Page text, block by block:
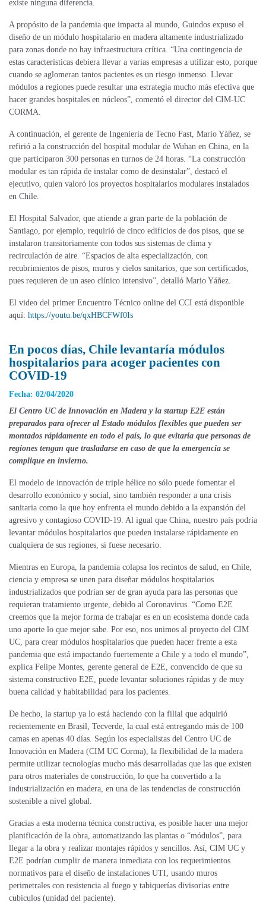
existe ninguna diferencia.
A propósito de la pandemia que impacta al mundo, Guindos expuso el
diseño de un módulo hospitalario en madera altamente industrializado
para zonas donde no hay infraestructura crítica. “Una contingencia de
estas características debiera llevar a varias empresas a utilizar esto, porque
cuando se aglomeran tantos pacientes es un riesgo inmenso. Llevar
módulos a regiones puede resultar una estrategia mucho más efectiva que
hacer grandes hospitales en núcleos”, comentó el director del CIM-UC
CORMA.
A continuación, el gerente de Ingeniería de Tecno Fast, Mario Yáñez, se
refirió a la construcción del hospital modular de Wuhan en China, en la
que participaron 300 personas en turnos de 24 horas. “La construcción
modular es tan rápida de instalar como de desinstalar”, destacó el
ejecutivo, quien valoró los proyectos hospitalarios modulares instalados
en Chile.
El Hospital Salvador, que atiende a gran parte de la población de
Santiago, por ejemplo, requirió de cinco edificios de dos pisos, que se
instalaron transitoriamente con todos sus sistemas de clima y
recirculación de aire. “Espacios de alta especialización, con
recubrimientos de pisos, muros y cielos sanitarios, que son certificados,
pues requieren de un aseo clínico intensivo”, detalló Mario Yáñez.
El video del primer Encuentro Técnico online del CCI está disponible
aquí: https://youtu.be/qxHBCFWf0Is
En pocos días, Chile levantaría módulos
hospitalarios para acoger pacientes con
COVID-19
Fecha: 02/04/2020
El Centro UC de Innovación en Madera y la startup E2E están
preparados para ofrecer al Estado módulos flexibles que pueden ser
montados rápidamente en todo el país, lo que evitaría que personas de
regiones tengan que trasladarse en caso de que la emergencia se
complique en invierno.
El modelo de innovación de triple hélice no sólo puede fomentar el
desarrollo económico y social, sino también responder a una crisis
sanitaria como la que hoy enfrenta el mundo debido a la expansión del
agresivo y contagioso COVID-19. Al igual que China, nuestro país podría
levantar módulos hospitalarios que pueden instalarse rápidamente en
cualquiera de sus regiones, si fuese necesario.
Mientras en Europa, la pandemia colapsa los recintos de salud, en Chile,
ciencia y empresa se unen para diseñar módulos hospitalarios
industrializados que podrían ser de gran ayuda para las personas que
requieran tratamiento urgente, debido al Coronavirus. “Como E2E
creemos que la mejor forma de trabajar es en un ecosistema donde cada
uno aporte lo que mejor sabe. Por eso, nos unimos al proyecto del CIM
UC, para crear módulos hospitalarios que pueden hacer frente a esta
pandemia que está impactando fuertemente a Chile y a todo el mundo”,
explica Felipe Montes, gerente general de E2E, convencido de que su
sistema constructivo E2E, puede levantar soluciones rápidas y de muy
buena calidad y habitabilidad para los pacientes.
De hecho, la startup ya lo está haciendo con la filial que adquirió
recientemente en Brasil, Tecverde, la cual está entregando más de 100
camas en apenas 40 días. Según los especialistas del Centro UC de
Innovación en Madera (CIM UC Corma), la flexibilidad de la madera
permite utilizar tecnologías mucho más desarrolladas que las que existen
para otros materiales de construcción, lo que ha convertido a la
industrialización en madera, en una de las tendencias de construcción
sostenible a nivel global.
Gracias a esta moderna técnica constructiva, es posible hacer una mejor
planificación de la obra, automatizando las plantas o “módulos”, para
llegar a la obra y realizar montajes rápidos y sencillos. Así, CIM UC y
E2E podrían cumplir de manera inmediata con los requerimientos
normativos para el diseño de instalaciones UTI, usando muros
perimetrales con resistencia al fuego y tabiquerías divisorias entre
cubículos (unidad del paciente).